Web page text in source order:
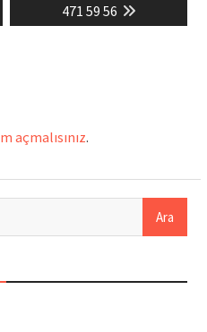
471 59 56
açmalısınız.